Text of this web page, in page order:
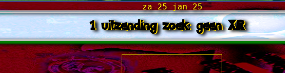
1 uitzending zoek: geen XR
za 25 jan 25